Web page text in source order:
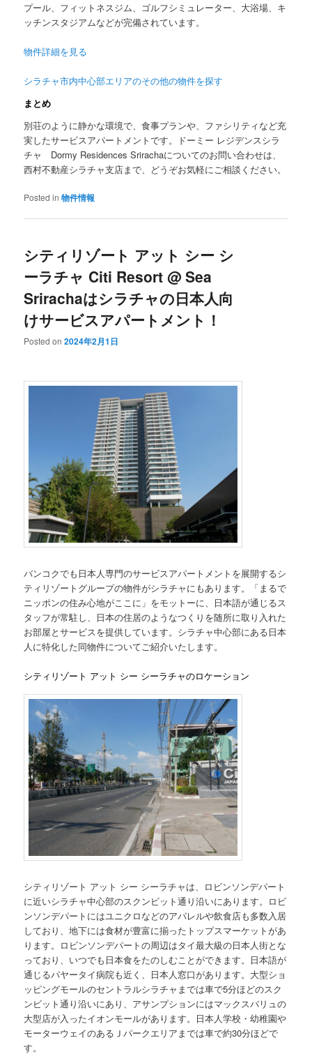
プール、フィットネスジム、ゴルフシミュレーター、大浴場、キ
ッチンスタジアムなどが完備されています。
物件詳細を見る
シラチャ市内中心部エリアのその他の物件を探す
まとめ
別荘のように静かな環境で、食事プランや、ファシリティなど充
実したサービスアパートメントです。ドーミー レジデンスシラ
チャ Dormy Residences Srirachaについてのお問い合わせは、
西村不動産シラチャ支店まで、どうぞお気軽にご相談ください。
Posted in 物件情報
シティリゾート アット シー シ
ーラチャ Citi Resort @ Sea
Srirachaはシラチャの日本人向
けサービスアパートメント！
Posted on2024年2月1日
バンコクでも日本人専門のサービスアパートメントを展開するシ
ティリゾートグループの物件がシラチャにもあります。「まるで
ニッポンの住み心地がここに」をモットーに、日本語が通じるス
タッフが常駐し、日本の住居のようなつくりを随所に取り入れた
お部屋とサービスを提供しています。シラチャ中心部にある日本
人に特化した同物件についてご紹介いたします。
シティリゾート アット シー シーラチャのロケーション
シティリゾート アット シー シーラチャは、ロビンソンデパート
に近いシラチャ中心部のスクンビット通り沿いにあります。ロビ
ンソンデパートにはユニクロなどのアパレルや飲食店も多数入居
しており、地下には食材が豊富に揃ったトップスマーケットがあ
ります。ロビンソンデパートの周辺はタイ最大級の日本人街とな
っており、いつでも日本食をたのしむことができます。日本語が
通じるパヤータイ病院も近く、日本人窓口があります。大型ショ
ッピングモールのセントラルシラチャまでは車で5分ほどのスク
ンビット通り沿いにあり、アサンプションにはマックスバリュの
大型店が入ったイオンモールがあります。日本人学校・幼稚園や
モーターウェイのあるＪパークエリアまでは車で約30分ほどで
す。